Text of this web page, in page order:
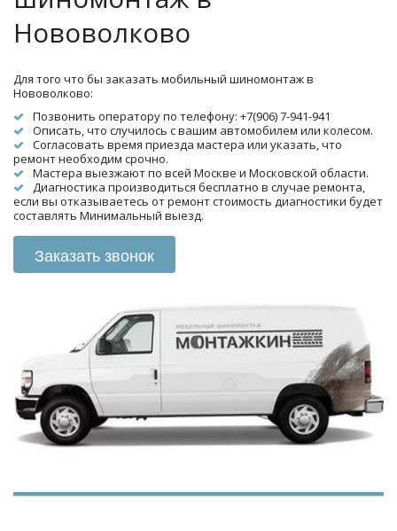
Нововолково
Для того что бы заказать мобильный шиномонтаж в
Нововолково:
Позвонить оператору по телефону: +7(906) 7-941-941
Описать, что случилось с вашим автомобилем или колесом.
Согласовать время приезда мастера или указать, что
ремонт необходим срочно.
Мастера выезжают по всей Москве и Московской области.
Диагностика производиться бесплатно в случае ремонта,
если вы отказываетесь от ремонт стоимость диагностики будет
составлять Минимальный выезд.
Заказать звонок